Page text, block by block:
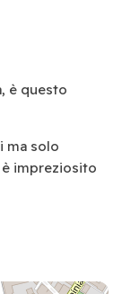
è questo
ma solo
impreziosito